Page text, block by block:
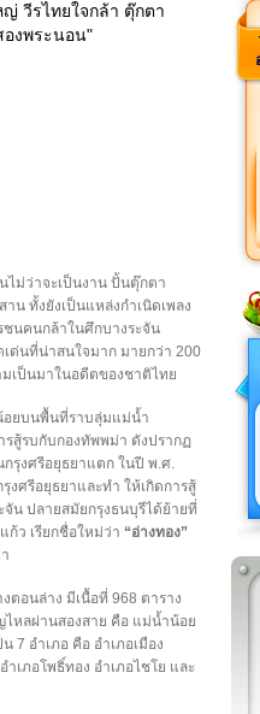
วีรไทยใจกล้า ตุ๊กตา
องพระนอน"
ไม่ว่าจะเป็นงาน ปั้นตุ๊กตา
น ทั้งยังเป็นแหล่งกำเนิดเพลง
นคนกล้าในศึกบางระจัน
ด่นที่น่าสนใจมาก มายกว่า 200
เป็นมาในอดีตของชาติไทย
อยบนพื้นที่ราบลุ่มแม่น้ำ
รสู้รบกับกองทัพพม่า ดังปรากฏ
รุงศรีอยุธยาแตก ในปี พ.ศ.
งศรีอยุธยาและทำ ให้เกิดการสู้
น ปลายสมัยกรุงธนบุรีได้ย้ายที่
ก้ว เรียกชื่อใหม่ว่า “อ่างทอง”
ตอนล่าง มีเนื้อที่ 968 ตาราง
หลผ่านสองสาย คือ แม่น้ำน้อย
7 อำเภอ คือ อำเภอเมือง
เภอโพธิ์ทอง อำเภอไชโย และ